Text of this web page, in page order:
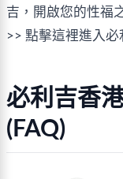
吉，開啟您的性福
>> 點擊這裡進入
必利吉香
(FAQ)